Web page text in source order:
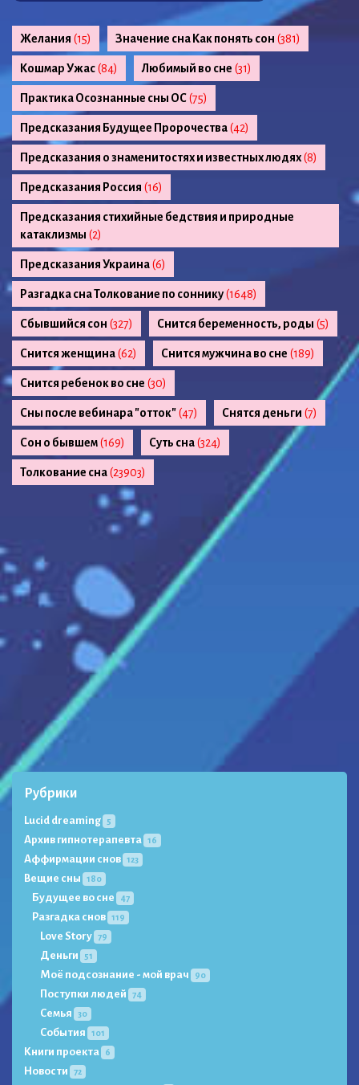
Желания (15) Значение сна Как понять сон (381)
Кошмар Ужас(84) Любимый во сне (31)
Практика Осознанные сны ОС(75)
Предсказания Будущее Пророчества(42)
Предсказания о знаменитостях и известных людях(8)
Предсказания Россия (16)
Предсказания стихийные бедствия и природные
катаклизмы (2)
Предсказания Украина(6)
Разгадка сна Толкование по соннику(1648)
Сбывшийся сон (327) Снится беременность, роды (5)
Снится женщина(62) Снится мужчина во сне (189)
Снится ребенок во сне (30)
Сны после вебинара "отток"(47) Снятся деньги (7)
Сон о бывшем(169) Суть сна(324)
Толкование сна(23903)
Рубрики
Lucid dreaming 5
Архив гипнотерапевта 16
Аффирмации снов 123
Вещие сны 180
Будущее во сне 47
Разгадка снов 119
Love Story 79
Деньги 51
Моё подсознание - мой врач 90
Поступки людей 74
Семья 30
События 101
Книги проекта 6
Новости 72